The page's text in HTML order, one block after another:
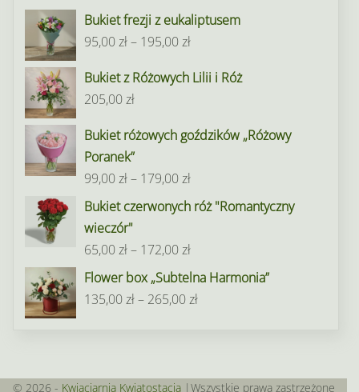
Bukiet frezji z eukaliptusem
95,00zł– 195,00złZakres
od
do
Bukiet z Różowych Lilii i Róż
205,00zł
Bukiet różowych goździków „Różowy
Poranek”
99,00zł– 179,00złZakres
cen:
179,00 zł
Bukiet czerwonych róż "Romantyczny
wieczór"
65,00zł– 172,00złZakres
cen:
od
Flower box „Subtelna Harmonia”
135,00zł– 265,00złZakres
do
© 2026 - Kwiaciarnia Kwiatostacja|Wszystkie prawa zastrzeżone